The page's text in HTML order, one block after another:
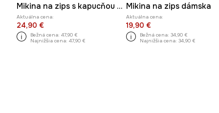
Mikina na zips s kapucňou dámska bavlnená
Aktuálna cena:
24,90 €
Bežná cena: 47,90 €
Najnižšia cena: 47,90 €
Mikina na zips dámska
Aktuálna cena:
19,90 €
Bežná cena: 34,90 €
Najnižšia cena: 34,90 €